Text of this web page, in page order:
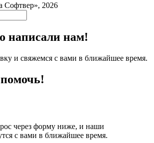
2026
написали нам!
и свяжемся с вами в ближайшее время.
через форму ниже, и наши
с вами в ближайшее время.